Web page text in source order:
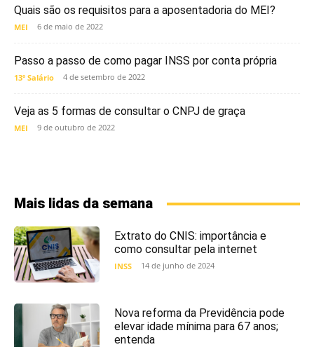
Quais são os requisitos para a aposentadoria do MEI?
MEI 6 de maio de 2022
Passo a passo de como pagar INSS por conta própria
13º Salário 4 de setembro de 2022
Veja as 5 formas de consultar o CNPJ de graça
MEI 9 de outubro de 2022
Mais lidas da semana
Extrato do CNIS: importância e
como consultar pela internet
INSS 14 de junho de 2024
Nova reforma da Previdência pode
elevar idade mínima para 67 anos;
entenda